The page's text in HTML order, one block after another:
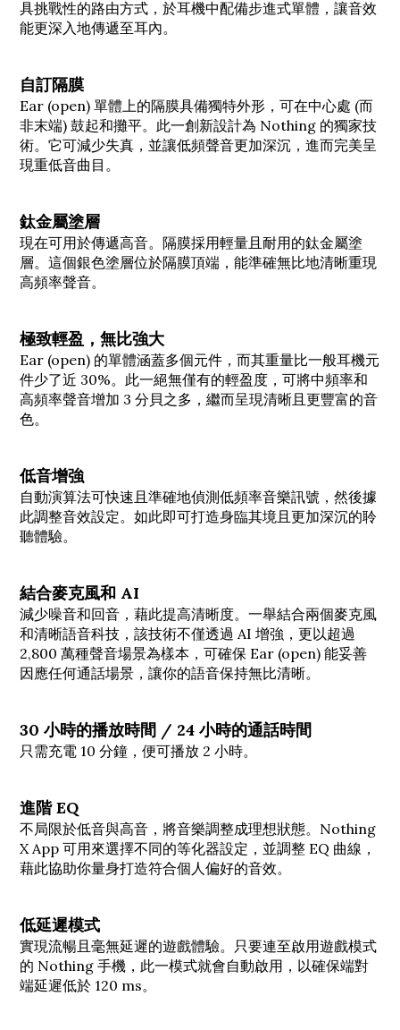
具挑戰性的路由方式，於耳機中配備步進式單體，讓音效
能更深入地傳遞至耳內。
自訂隔膜
Ear (open) 單體上的隔膜具備獨特外形，可在中心處 (而
非末端) 鼓起和攤平。此一創新設計為 Nothing 的獨家技
術。它可減少失真，並讓低頻聲音更加深沉，進而完美呈
現重低音曲目。
鈦金屬塗層
現在可用於傳遞高音。隔膜採用輕量且耐用的鈦金屬塗
層。這個銀色塗層位於隔膜頂端，能準確無比地清晰重現
高頻率聲音。
極致輕盈，無比強大
Ear (open) 的單體涵蓋多個元件，而其重量比一般耳機元
件少了近 30%。此一絕無僅有的輕盈度，可將中頻率和
高頻率聲音增加 3 分貝之多，繼而呈現清晰且更豐富的音
色。
低音增強
自動演算法可快速且準確地偵測低頻率音樂訊號，然後據
此調整音效設定。如此即可打造身臨其境且更加深沉的聆
聽體驗。
結合麥克風和 AI
減少噪音和回音，藉此提高清晰度。一舉結合兩個麥克風
和清晰語音科技，該技術不僅透過 AI 增強，更以超過
2,800 萬種聲音場景為樣本，可確保 Ear (open) 能妥善
因應任何通話場景，讓你的語音保持無比清晰。
30 小時的播放時間 / 24 小時的通話時間
只需充電 10 分鐘，便可播放 2 小時。
進階 EQ
不局限於低音與高音，將音樂調整成理想狀態。Nothing
X App 可用來選擇不同的等化器設定，並調整 EQ 曲線，
藉此協助你量身打造符合個人偏好的音效。
低延遲模式
實現流暢且毫無延遲的遊戲體驗。只要連至啟用遊戲模式
的 Nothing 手機，此一模式就會自動啟用，以確保端對
端延遲低於 120 ms。